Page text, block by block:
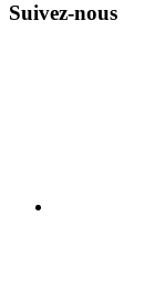
Suivez-nous